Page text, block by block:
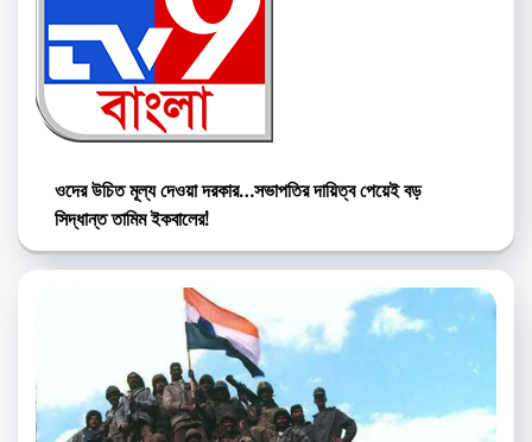
ওদের উচিত মূল্য দেওয়া দরকার…সভাপতির দায়িত্ব পেয়েই বড়
সিদ্ধান্ত তামিম ইকবালের!